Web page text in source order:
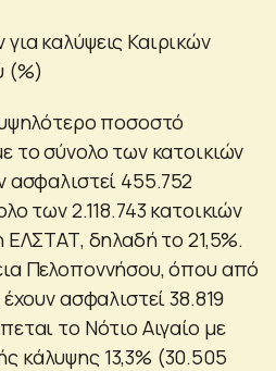
καλύψεις Καιρικών
(%)
ποσοστό
το σύνολο των κατοικιών
ασφαλιστεί 455.752
των 2.118.743 κατοικιών
ΕΛΣΤΑΤ, δηλαδή το 21,5%.
Πελοποννήσου, όπου από
ασφαλιστεί 38.819
το Νότιο Αιγαίο µε
κάλυψης 13,3% (30.505